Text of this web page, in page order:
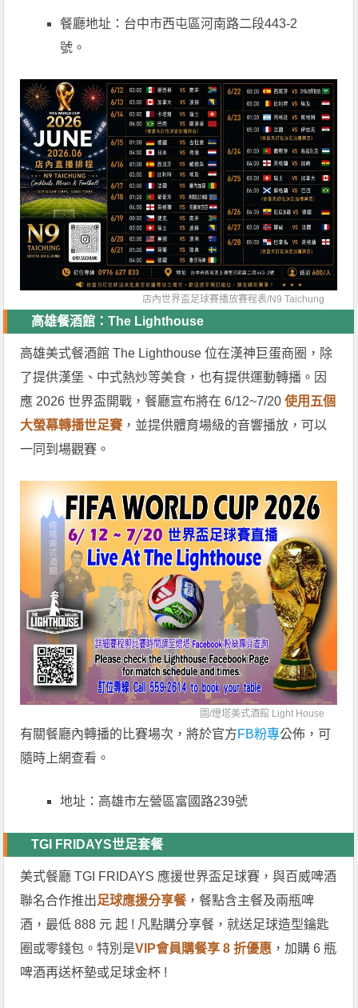
餐廳地址：台中市西屯區河南路二段443-2
號。
店內世界盃足球賽播放賽程表/N9 Taichung
高雄餐酒館：The Lighthouse
高雄美式餐酒館 The Lighthouse 位在漢神巨蛋商圈，除
了提供漢堡、中式熱炒等美食，也有提供運動轉播。因
應 2026 世界盃開戰，餐廳宣布將在 6/12~7/20使用五個
大螢幕轉播世足賽 ，並提供體育場級的音響播放，可以
一同到場觀賽。
圖/燈塔美式酒館 Light House
有關餐廳內轉播的比賽場次，將於官方FB粉專公佈，可
隨時上網查看。
地址：高雄市左營區富國路239號
TGI FRIDAYS世足套餐
美式餐廳 TGI FRIDAYS 應援世界盃足球賽，與百威啤酒
聯名合作推出足球應援分享餐，餐點含主餐及兩瓶啤
酒，最低 888 元 起 ! 凡點購分享餐，就送足球造型鑰匙
圈或零錢包。特別是VIP會員購餐享 8 折優惠 ，加購 6 瓶
啤酒再送杯墊或足球金杯 !